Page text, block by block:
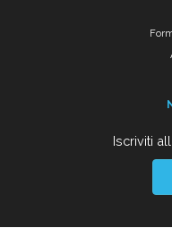
Iscriviti